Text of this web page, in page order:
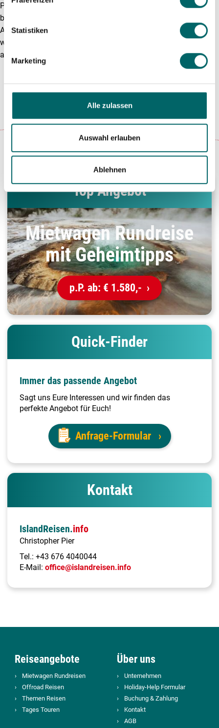
Statistiken
Marketing
Alle zulassen
Auswahl erlauben
Ablehnen
Planung Ihres Urlaubs oder einer
Mietwagenreise in Island
benötigen, dann freuen wir uns bei IslandReisen.info auf eine
Anfrage von Ihnen. Neben den geschmacklichen Höhepunkten,
wie einem Besuch in einem Gammelhai-Museum, erwarten Sie
auch
Top Angebot
Mietwagen Rundreise
mit Geheimtipps
p.P. ab: € 1.580,-
Quick-Finder
Immer das passende Angebot
Sagt uns Eure Interessen und wir finden das
perfekte Angebot für Euch!
Anfrage-Formular
Kontakt
IslandReisen.info
Christopher Pier
Tel.: +43 676 4040044
E-Mail: office@islandreisen.info
Reiseangebote
Mietwagen Rundreisen
Offroad Reisen
Themen Reisen
Tages Touren
Über uns
Unternehmen
Holiday-Help Formular
Buchung & Zahlung
Kontakt
AGB